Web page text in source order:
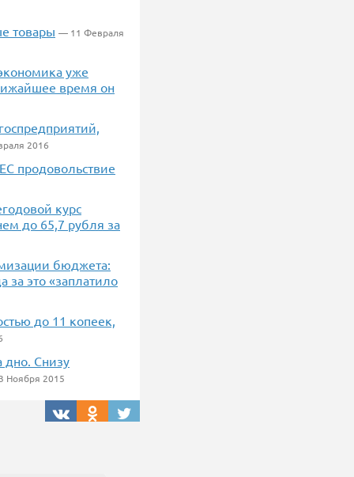
товары — 11 Февраля
уже
время он
2016
продовольствие
курс
до 65,7 рубля за
бюджета:
за это «заплатило
до 11 копеек,
дно. Снизу
2015